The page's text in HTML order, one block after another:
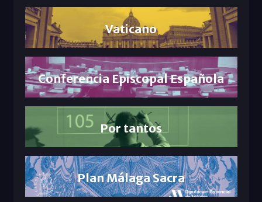
Vaticano
Conferencia Episcopal Española
Por tantos
Plan Málaga Sacra